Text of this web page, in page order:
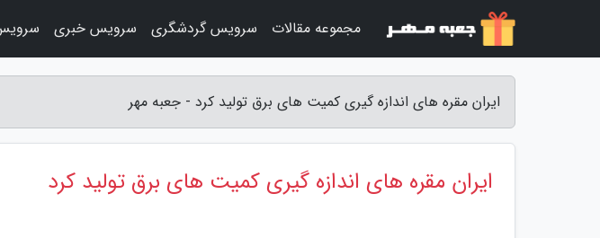
ایران مقره های اندازه گیری کمیت های برق تولید کرد - جعبه مهر
ایران مقره های اندازه گیری کمیت های برق تولید کرد
مجموعه مقالات سرویس گردشگری سرویس خبری